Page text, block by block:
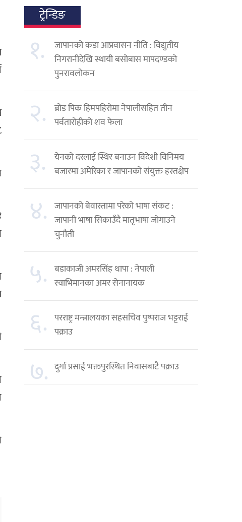
ट्रेन्डिङ
१.
जापानको कडा आप्रवासन नीति : विद्युतीय
निगरानीदेखि स्थायी बसोबास मापदण्डको
पुनरावलोकन
२.
ब्रोड पिक हिमपहिरोमा नेपालीसहित तीन
पर्वतारोहीको शव फेला
३.
येनको दरलाई स्थिर बनाउन विदेशी विनिमय
बजारमा अमेरिका र जापानको संयुक्त हस्तक्षेप
४. जापानको बेवास्तामा परेको भाषा संकट :
जापानी भाषा सिकाउँदै मातृभाषा जोगाउने
चुनौती
५. बडाकाजी अमरसिंह थापा : नेपाली
स्वाभिमानका अमर सेनानायक
६. परराष्ट्र मन्त्रालयका सहसचिव पुष्पराज भट्टराई
पक्राउ
७. दुर्गा प्रसाईं भक्तपुरस्थित निवासबाटै पक्राउ